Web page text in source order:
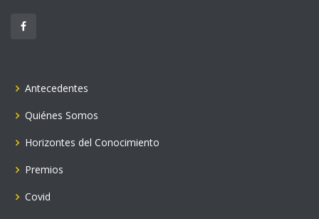
Antecedentes
Quiénes Somos
Horizontes del Conocimiento
Premios
Covid